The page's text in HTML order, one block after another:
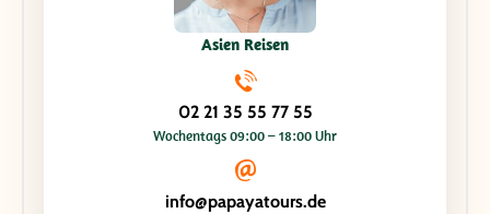
Asien Reisen
02 21 35 55 77 55
Wochentags 09:00 – 18:00 Uhr
info@papayatours.de